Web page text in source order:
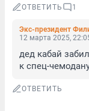
ОТВЕТИТЬ 1
12 марта 2025,
дед кабай
к спец-
ОТВЕТИТЬ